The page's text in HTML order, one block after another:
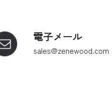
電子メール
sales@zenewood.com